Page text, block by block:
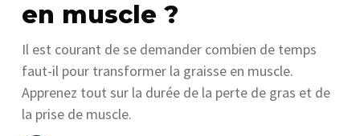
en muscle ?
Il est courant de se demander combien de temps
faut-il pour transformer la graisse en muscle.
Apprenez tout sur la durée de la perte de gras et de
la prise de muscle.